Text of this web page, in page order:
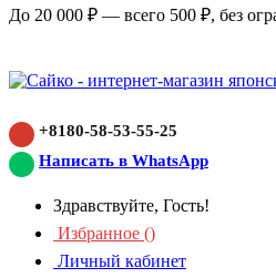
До 20 000 ₽ — всего 500 ₽, без
+8180-58-53-55-25
Написать в WhatsApp
Здравствуйте, Гость!
Избранное ()
Личный кабинет